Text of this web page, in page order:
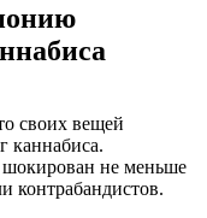
своих вещей
каннабиса.
не меньше
контрабандистов.